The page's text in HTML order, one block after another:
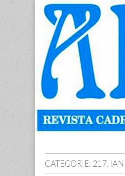
Revista
cadrelor
didactice
din
judetul
Neamt
menu
content
CATEGORIE: 217,